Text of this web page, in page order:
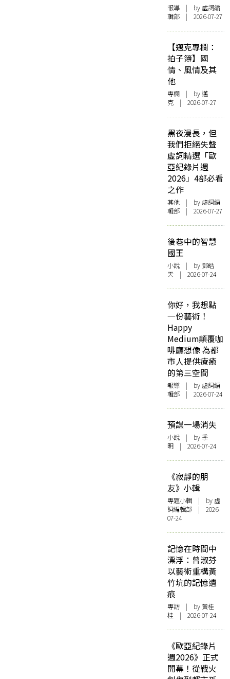
報導 | by 虛詞編
輯部 | 2026-07-27
【邁克專欄：
拍子簿】國
情、風情及其
他
專欄 | by邁
克 | 2026-07-27
黑夜漫長，但
我們拒絕失聲
虛詞精選「歐
亞紀錄片週
2026」4部必看
之作
其他 | by 虛詞編
輯部 | 2026-07-27
後巷中的智慧
國王
小說 | by 鄧皓
天 | 2026-07-24
你好，我想點
一份藝術！
Happy
Medium顛覆咖
啡廳想像 為都
市人提供療癒
的第三空間
報導 | by 虛詞編
輯部 | 2026-07-24
預謀一場消失
小說 | by 季
明 | 2026-07-24
《寂靜的朋
友》小輯
專題小輯 | by 虛
詞編輯部 | 2026-
07-24
記憶在時間中
漂浮：曾淑芬
以藝術重構黃
竹坑的記憶遺
痕
專訪 | by 黃桂
桂 | 2026-07-24
《歐亞紀錄片
週2026》正式
開幕！從戰火